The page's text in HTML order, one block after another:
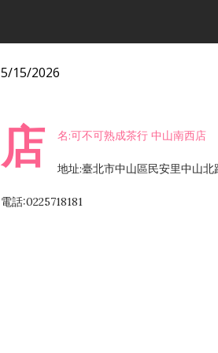
5/15/2026
店 名:可不可熟成茶行 中山南西店
地址:臺北市中山區民安里中山北
電話:0225718181